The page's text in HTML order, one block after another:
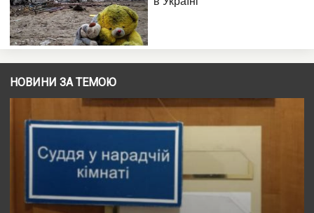
НОВИНИ ЗА ТЕМОЮ